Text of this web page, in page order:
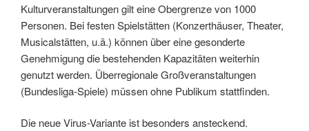
Kulturveranstaltungen gilt eine Obergrenze von 1000
Personen. Bei festen Spielstätten (Konzerthäuser, Theater,
Musicalstätten, u.ä.) können über eine gesonderte
Genehmigung die bestehenden Kapazitäten weiterhin
genutzt werden. Überregionale Großveranstaltungen
(Bundesliga-Spiele) müssen ohne Publikum stattfinden.
Die neue Virus-Variante ist besonders ansteckend.